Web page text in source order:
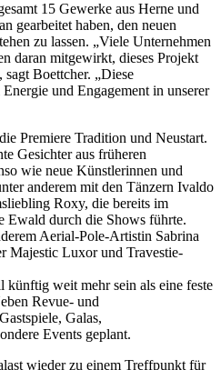
15 Gewerke aus Herne und
gearbeitet haben, den neuen
zu lassen. „Viele Unternehmen
daran mitgewirkt, dieses Projekt
Boettcher. „Diese
und Engagement in unserer
Premiere Tradition und Neustart.
Gesichter aus früheren
wie neue Künstlerinnen und
anderem mit den Tänzern Ivaldo
Roxy, die bereits im
Ewald durch die Shows führte.
Aerial-Pole-Artistin Sabrina
Majestic Luxor und Travestie-
künftig weit mehr sein als eine feste
Revue- und
Galas,
Events geplant.
wieder zu einem Treffpunkt für